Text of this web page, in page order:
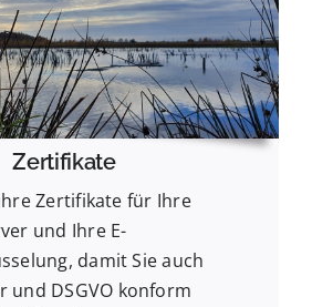
Zertifikate
Zertifikate für Ihre
und Ihre E-
damit Sie auch
und DSGVO konform